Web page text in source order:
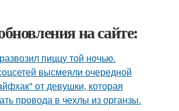
на сайте:
пиццу той ночью.
высмеяли очередной
от девушки, которая
провода в чехлы из органзы.